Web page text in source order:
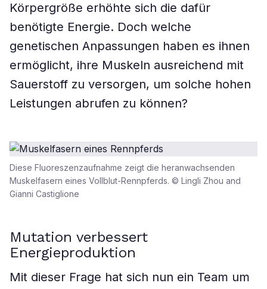
Körpergröße erhöhte sich die dafür
benötigte Energie. Doch welche
genetischen Anpassungen haben es ihnen
ermöglicht, ihre Muskeln ausreichend mit
Sauerstoff zu versorgen, um solche hohen
Leistungen abrufen zu können?
Diese Fluoreszenzaufnahme zeigt die heranwachsenden
Muskelfasern eines Vollblut-Rennpferds. © Lingli Zhou and
Gianni Castiglione
Mutation verbessert
Energieproduktion
Mit dieser Frage hat sich nun ein Team um